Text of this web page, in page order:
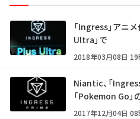
「Ingress」アニ
Ultra」で
2018年03月08日
Niantic、「
「Pokemon Go
2017年12月04日